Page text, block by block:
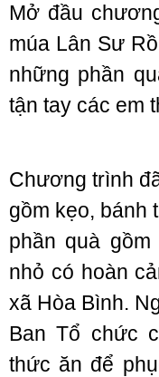
Mở đầu
múa Lân Sư
những phần
tận tay các em
Chương trình
gồm kẹo, bánh
phần quà
nhỏ có hoàn
xã Hòa Bình.
Ban Tổ chức
thức ăn để